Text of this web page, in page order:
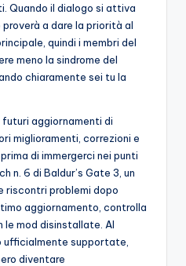
Quando il dialogo si attiva
a dare la priorità al
quindi i membri del
meno la sindrome del
chiaramente sei tu la
futuri aggiornamenti di
miglioramenti, correzioni e
di immergerci nei punti
n. 6 di Baldur’s Gate 3, un
riscontri problemi dopo
aggiornamento, controlla
le mod disinstallate. Al
ufficialmente supportate,
diventare